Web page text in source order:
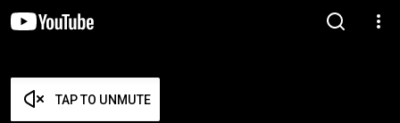
TAP TO UNMUTE